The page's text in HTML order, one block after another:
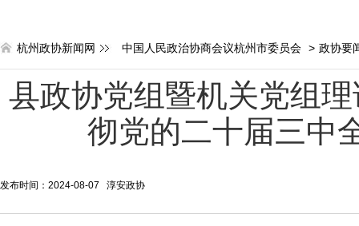
杭州政协新闻网 中国人民政治协商会议杭州市委员会 > 政协要
县政协党组暨机关党组
彻党的二十届三中
发布时间：2024-08-07 淳安政协